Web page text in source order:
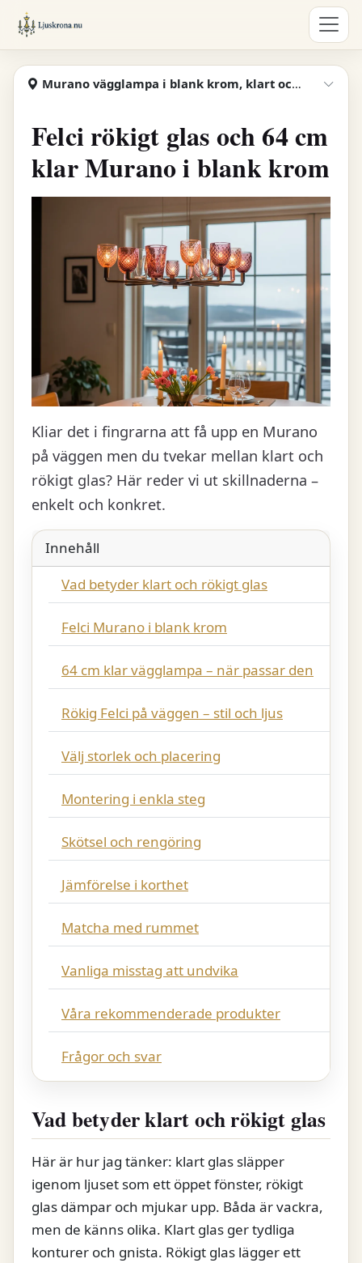
Hoppa till huvudinnehåll
Ljuskrona
Murano vägglampa i blank krom, klart och rökigt glas
Felci rökigt glas och 64 cm
klar Murano i blank krom
Kliar det i fingrarna att få upp en Murano
på väggen men du tvekar mellan klart och
rökigt glas? Här reder vi ut skillnaderna –
enkelt och konkret.
Innehåll
Vad betyder klart och rökigt glas
Felci Murano i blank krom
64 cm klar vägglampa – när passar den
Rökig Felci på väggen – stil och ljus
Välj storlek och placering
Montering i enkla steg
Skötsel och rengöring
Jämförelse i korthet
Matcha med rummet
Vanliga misstag att undvika
Våra rekommenderade produkter
Frågor och svar
Vad betyder klart och rökigt glas
Här är hur jag tänker: klart glas släpper
igenom ljuset som ett öppet fönster, rökigt
glas dämpar och mjukar upp. Båda är vackra,
men de känns olika. Klart glas ger tydliga
konturer och gnista. Rökigt glas lägger ett